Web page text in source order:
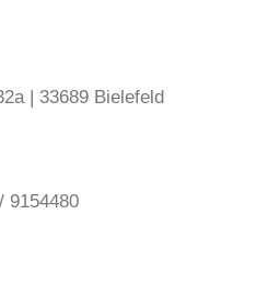
| 33689 Bielefeld
9154480